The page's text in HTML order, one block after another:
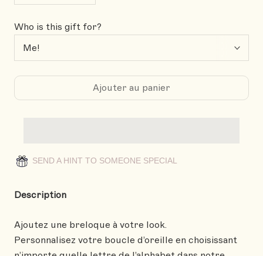
Who is this gift for?
Ajouter au panier
SEND A HINT TO SOMEONE SPECIAL
Description
Ajoutez une breloque à votre look.
Personnalisez votre boucle d’oreille en choisissant